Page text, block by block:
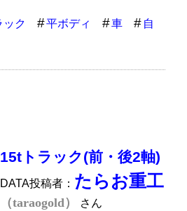
ック 平ボディ 車
自
15tトラック(前・後2軸)
DATA投稿者： たらお重工
（taraogold）
さん